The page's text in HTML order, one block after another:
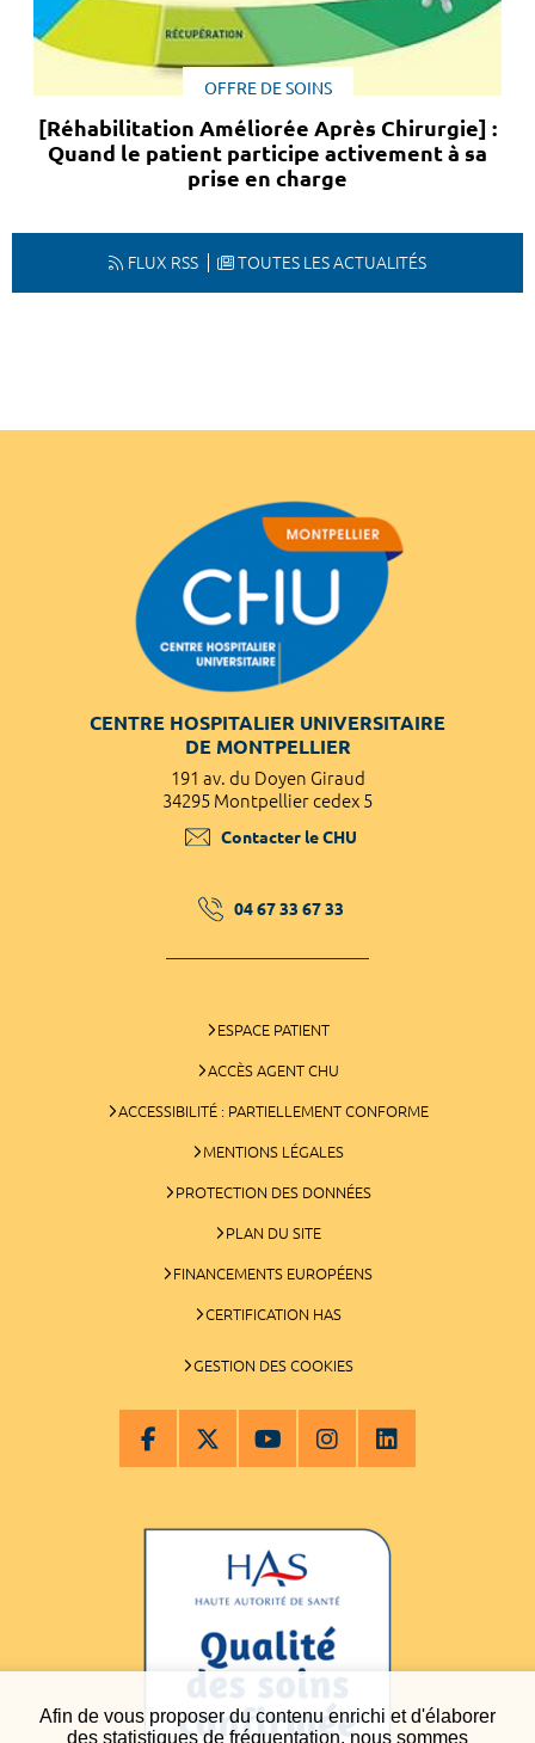
Afin de vous proposer du contenu enrichi et d'élaborer
des statistiques de fréquentation, nous sommes
OFFRE DE SOINS
[Réhabilitation Améliorée Après Chirurgie] :
Quand le patient participe activement à sa
prise en charge
FLUX RSS TOUTES LES ACTUALITÉS
CENTRE HOSPITALIER UNIVERSITAIRE
DE MONTPELLIER
191 av. du Doyen Giraud
34295 Montpellier cedex 5
Contacter le CHU
04 67 33 67 33
ESPACE PATIENT
ACCÈS AGENT CHU
ACCESSIBILITÉ : PARTIELLEMENT CONFORME
MENTIONS LÉGALES
PROTECTION DES DONNÉES
PLAN DU SITE
FINANCEMENTS EUROPÉENS
CERTIFICATION HAS
GESTION DES COOKIES